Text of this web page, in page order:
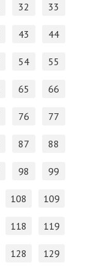
32 33
43 44
54 55
65 66
76 77
87 88
98 99
108 109
118 119
128 129